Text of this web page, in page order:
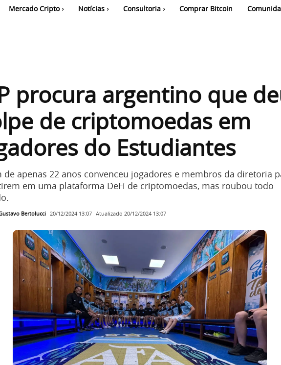
Mercado Cripto Notícias Consultoria Comprar Bitcoin
procura argentino que
de criptomoedas em
do Estudiantes
de apenas 22 anos convenceu jogadores e membros da diretoria
em uma plataforma DeFi de criptomoedas, mas roubou todo
Bertolucci 20/12/2024 13:07 Atualizado 20/12/2024 13:07